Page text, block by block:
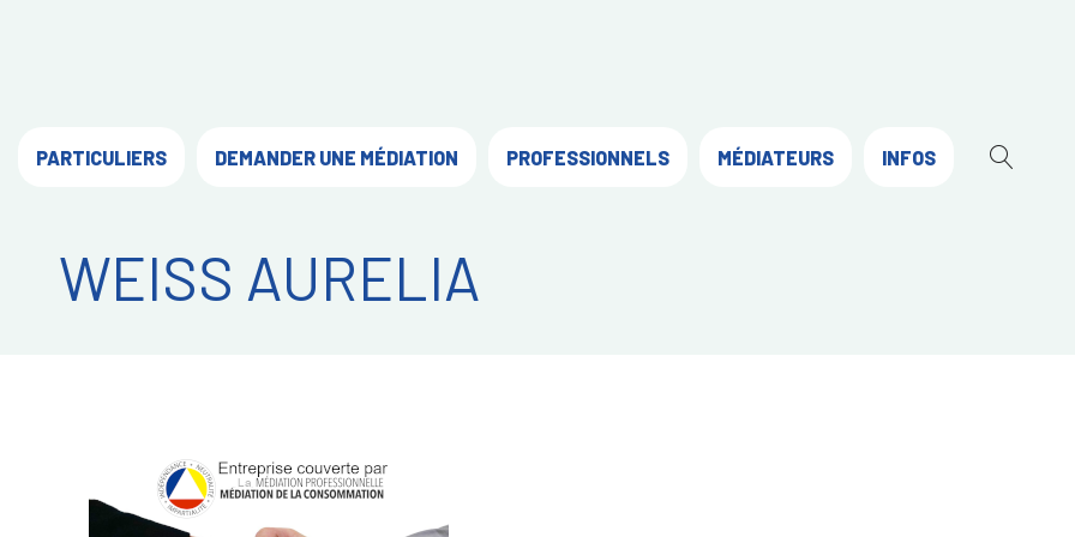
PARTICULIERS DEMANDER UNE MÉDIATION PROFESSIONNELS MÉDIATEURS INFOS
WEISS AURELIA